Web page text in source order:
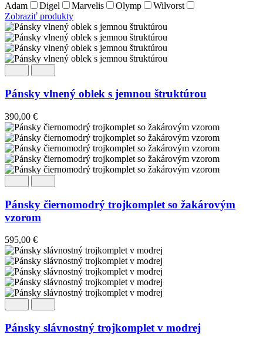
Adam
Digel Marvelis Olymp
Wilvorst
Zobraziť produkty
Pánsky vlnený oblek s jemnou štruktúrou
390,00 €
Pánsky čiernomodrý trojkomplet so žakárovým
vzorom
595,00 €
Pánsky slávnostný trojkomplet v modrej